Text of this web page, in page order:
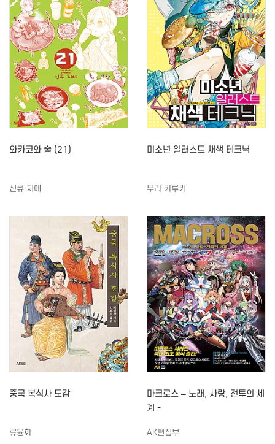
와카코와 술 (21)
신큐 치에
미소년 일러스트 채색 테크닉
무라 카루키
중국 복식사 도감
류융화
마크로스 – 노래, 사랑, 전투의 세
계 -
AK편집부